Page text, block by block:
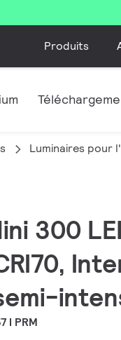
Produits
Luminaires pour
300
I PRM